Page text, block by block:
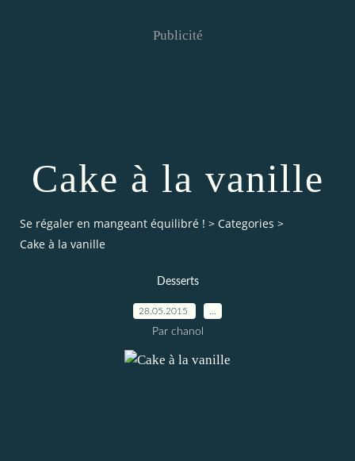
Publicité
Cake à la vanille
Se régaler en mangeant équilibré ! > Categories >
Cake à la vanille
Desserts
28.05.2015
Par chanol